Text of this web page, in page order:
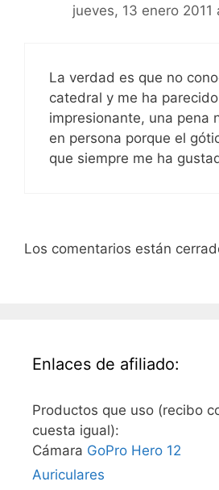
jueves, 13 enero
La verdad es que no
catedral y me ha parecido
impresionante, una pena
en persona porque el
que siempre me ha
Los comentarios están
Enlaces de afiliado:
Productos que uso (recibo
cuesta igual):
Cámara GoPro Hero 12
Auriculares